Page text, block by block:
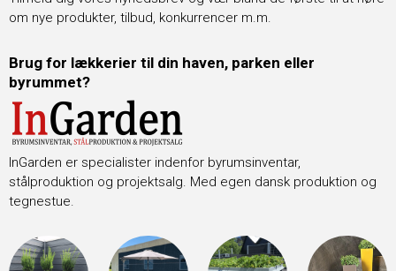
om nye produkter, tilbud, konkurrencer m.m.
Brug for lækkerier til din haven, parken eller
byrummet?
InGarden er specialister indenfor byrumsinventar,
stålproduktion og projektsalg. Med egen dansk produktion og
tegnestue.